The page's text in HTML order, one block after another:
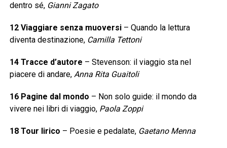
dentro sé, Gianni Zagato
12 Viaggiare senza muoversi– Quando la lettura
diventa destinazione, Camilla Tettoni
14 Tracce d’autore – Stevenson: il viaggio sta nel
piacere di andare, Anna Rita Guaitoli
16 Pagine dal mondo – Non solo guide: il mondo da
vivere nei libri di viaggio, Paola Zoppi
18 Tour lirico – Poesie e pedalate, Gaetano Menna